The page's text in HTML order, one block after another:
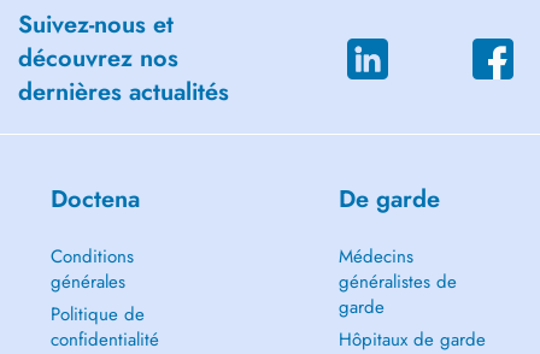
Suivez-nous et
découvrez nos
dernières actualités
Doctena
Conditions
générales
Politique de
confidentialité
De garde
Médecins
généralistes de
garde
Hôpitaux de garde